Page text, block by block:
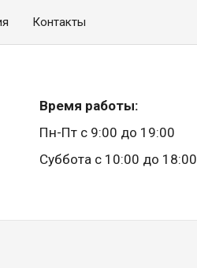
Контакты
Время работы:
Пн-Пт с 9:00 до 19:00
Суббота с 10:00 до 18:00